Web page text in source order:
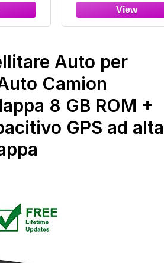
della
veloce da 256
RAM, guida
e in Europa,
navigatore
Auto per
Camion
8 GB ROM +
GPS ad alta